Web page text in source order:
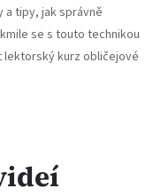
a tipy, jak správně
se s touto technikou
kurz obličejové